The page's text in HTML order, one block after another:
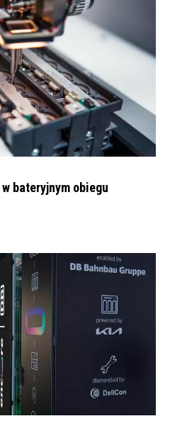
w bateryjnym obiegu